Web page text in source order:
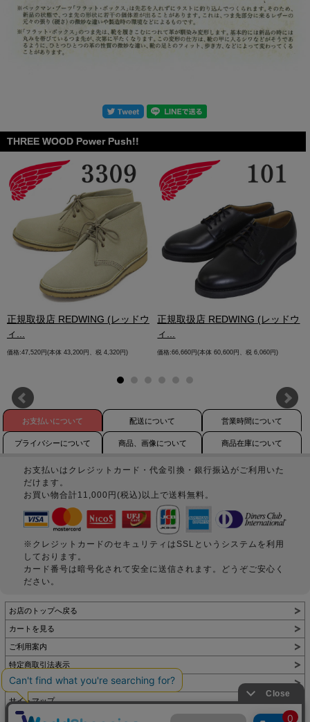
THREE WOOD Power Push!!
正規取扱店 REDWING (レッドウ
ィ...
価格:47,520円(本体 43,200円、税 4,320円)
正規取扱店 REDWING (レッドウ
ィ...
価格:66,660円(本体 60,600円、税 6,060円)
お支払いについて 配送について 営業時間について
プライバシーについて 商品、画像について 商品在庫について
お支払いはクレジットカード・代金引換・銀行振込がご利用いた
だけます。
お買い物合計11,000円(税込)以上で送料無料。
※クレジットカードのセキュリティはSSLというシステムを利用
しております。
カード番号は暗号化されて安全に送信されます。どうぞご安心く
ださい。
お店のトップへ戻る
カートを見る
ご利用案内
特定商取引法表示
個人情報の取扱い
サイトマップ
お問い合わせ